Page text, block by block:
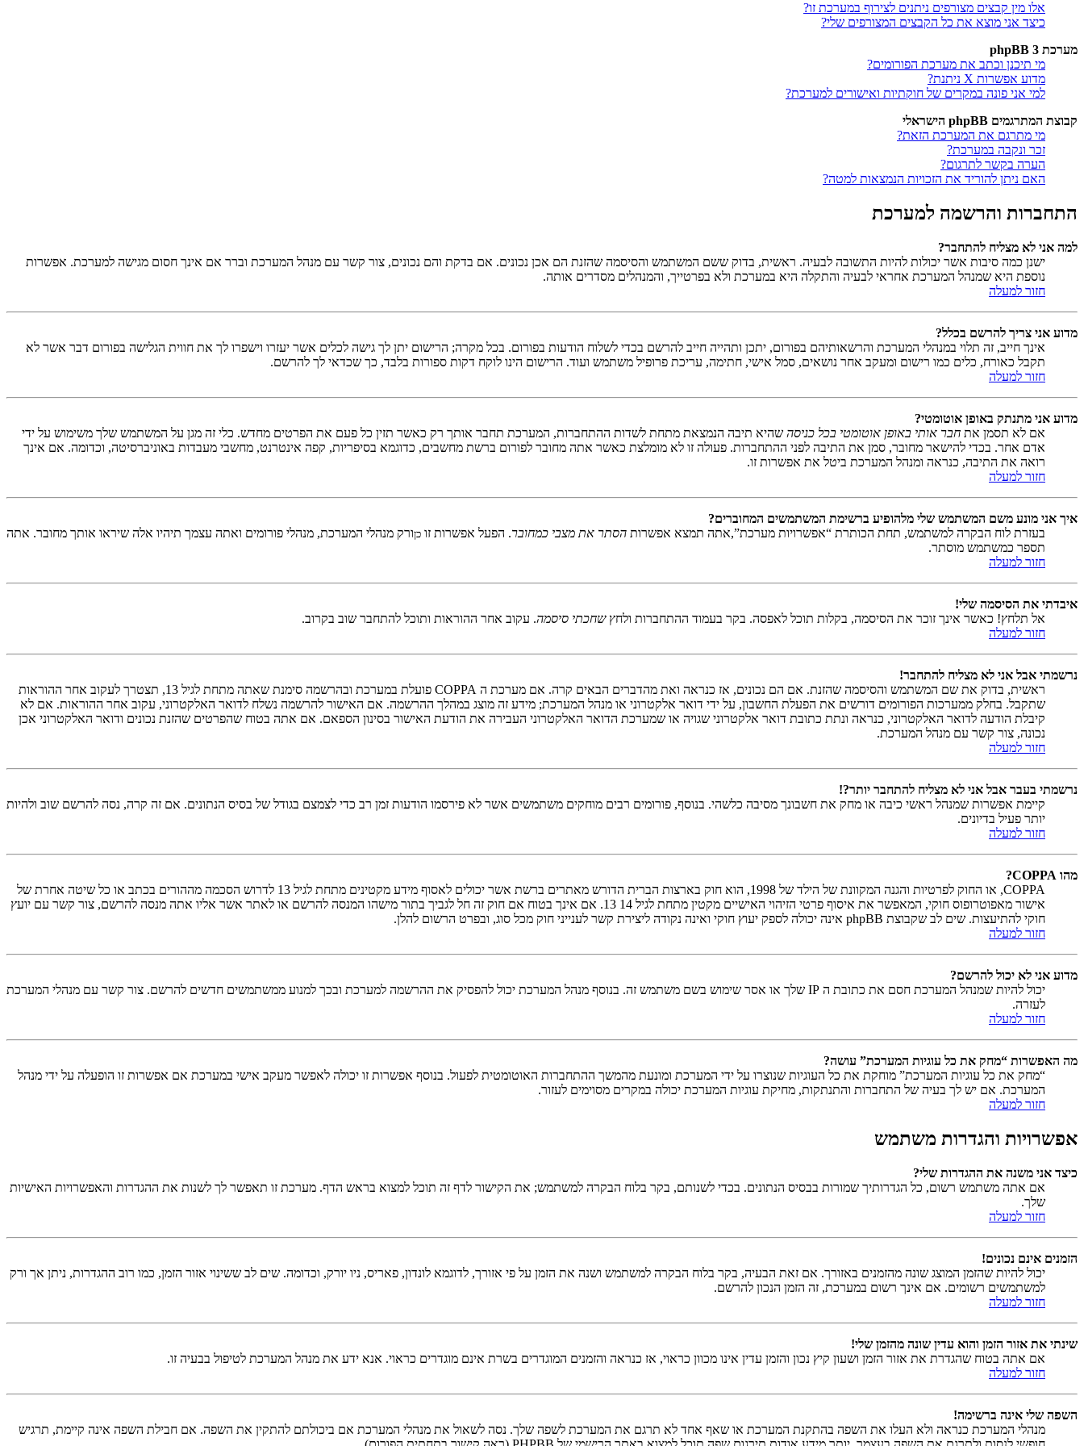
אלו מין קבצים מצורפים ניתנים לצירוף במערכת זו?
כיצד אני מוצא את כל הקבצים המצורפים שלי?
מערכת phpBB 3
מי תיכנן וכתב את מערכת הפורומים?
מדוע אפשרות X ניתנת?
למי אני פונה במקרים של חוקתיות ואישורים למערכת?
קבוצת המתרגמים phpBB הישראלי
מי מתרגם את המערכת הזאת?
זכר ונקבה במערכת?
הערה בקשר לתרגום?
האם ניתן להוריד את הזכויות הנמצאות למטה?
התחברות והרשמה למערכת
למה אני לא מצליח להתחבר?
ישנן כמה סיבות אשר יכולות להיות התשובה לבעיה. ראשית, בדוק ששם המשתמש והסיסמה שהזנת הם אכן נכונים. אם בדקת והם נכונים, צור קשר עם מנהל המערכת וברר אם אינך חסום מגישה למערכת. אפשרות
נוספת היא שמנהל המערכת אחראי לבעיה והתקלה היא במערכת ולא בפרטייך, והמנהלים מסדרים אותה.
חזור למעלה
מדוע אני צריך להרשם בכלל?
אינך חייב, זה תלוי במנהלי המערכת והרשאותיהם בפורום, יתכן ותהייה חייב להרשם בכדי לשלוח הודעות בפורום. בכל מקרה; הרישום יתן לך גישה לכלים אשר יעזרו וישפרו לך את חווית הגלישה בפורום דבר אשר לא
תקבל כאורח, כלים כמו רישום ומעקב אחר נושאים, סמל אישי, חתימה, עריכת פרופיל משתמש ועוד. הרישום הינו לוקח דקות ספורות בלבד, כך שכדאי לך להרשם.
חזור למעלה
מדוע אני מתנתק באופן אוטומטי?
אם לא תסמן את חבר אותי באופן אוטומטי בכל כניסה שהיא תיבה הנמצאת מתחת לשדות ההתחברות, המערכת תחבר אותך רק כאשר תזין כל פעם את הפרטים מחדש. כלי זה מגן על המשתמש שלך משימוש על ידי
אדם אחר. בכדי להישאר מחובר, סמן את התיבה לפני ההתחברות. פעולה זו לא מומלצת כאשר אתה מחובר לפורום ברשת מחשבים, כדוגמא בסיפריות, קפה אינטרנט, מחשבי מעבדות באוניברסיטה, וכדומה. אם אינך
רואה את התיבה, כנראה ומנהל המערכת ביטל את אפשרות זו.
חזור למעלה
איך אני מונע משם המשתמש שלי מלהופיע ברשימת המשתמשים המחוברים?
בעזרת לוח הבקרה למשתמש, תחת הכותרת “אפשרויות מערכת”,אתה תמצא אפשרות הסתר את מצבי כמחובר. הפעל אפשרות זו כןורק מנהלי המערכת, מנהלי פורומים ואתה עצמך תיהיו אלה שיראו אותך מחובר. אתה
תספר כמשתמש מוסתר.
חזור למעלה
איבדתי את הסיסמה שלי!
אל תלחץ! כאשר אינך זוכר את הסיסמה, בקלות תוכל לאפסה. בקר בעמוד ההתחברות ולחץשחכתי סיסמה. עקוב אחר ההוראות ותוכל להתחבר שוב בקרוב.
חזור למעלה
נרשמתי אבל אני לא מצליח להתחבר!
ראשית, בדוק את שם המשתמש והסיסמה שהזנת. אם הם נכונים, אז כנראה ואת מהדברים הבאים קרה. אם מערכת ה COPPA פועלת במערכת ובהרשמה סימנת שאתה מתחת לגיל 13, תצטרך לעקוב אחר ההוראות
שתקבל. בחלק ממערכות הפורומים דורשים את הפעלת החשבון, על ידי דואר אלקטרוני או מנהל המערכת; מידע זה מוצג במהלך ההרשמה. אם האישור להרשמה נשלח לדואר האלקטרוני, עקוב אחר ההוראות. אם לא
קיבלת הודעה לדואר האלקטרוני, כנראה ונתת כתובת דואר אלקטרוני שגויה או שמערכת הדואר האלקטרוני העבירה את הודעת האישור בסינון הספאם. אם אתה בטוח שהפרטים שהזנת נכונים ודואר האלקטרוני אכן
נכונה, צור קשר עם מנהל המערכת.
חזור למעלה
נרשמתי בעבר אבל אני לא מצליח להתחבר יותר?!
קיימת אפשרות שמנהל ראשי כיבה או מחק את חשבונך מסיבה כלשהי. בנוסף, פורומים רבים מוחקים משתמשים אשר לא פירסמו הודעות זמן רב כדי לצמצם בגודל של בסיס הנתונים. אם זה קרה, נסה להרשם שוב ולהיות
יותר פעיל בדיונים.
חזור למעלה
מהו COPPA?
COPPA, או החוק לפרטיות והגנה המקוונת של הילד של 1998, הוא חוק בארצות הברית הדורש מאתרים ברשת אשר יכולים לאסוף מידע מקטינים מתחת לגיל 13 לדרוש הסכמה מההורים בכתב או כל שיטה אחרת של
אישור מאפוטרופוס חוקי, המאפשר את איסוף פרטי הזיהוי האישיים מקטין מתחת לגיל 14 13. אם אינך בטוח אם חוק זה חל לגביך בתור מישהו המנסה להרשם או לאתר אשר אליו אתה מנסה להרשם, צור קשר עם יועץ
חוקי להתיעצות. שים לב שקבוצת phpBB אינה יכולה לספק יעוץ חוקי ואינה נקודה ליצירת קשר לענייני חוק מכל סוג, ובפרט הרשום להלן.
חזור למעלה
מדוע אני לא יכול להרשם?
יכול להיות שמנהל המערכת חסם את כתובת ה IP שלך או אסר שימוש בשם משתמש זה. בנוסף מנהל המערכת יכול להפסיק את ההרשמה למערכת ובכך למנוע ממשתמשים חדשים להרשם. צור קשר עם מנהלי המערכת
לעזרה.
חזור למעלה
מה האפשרות “מחק את כל עוגיות המערכת” עושה?
“מחק את כל עוגיות המערכת” מוחקת את כל העוגיות שנוצרו על ידי המערכת ומונעת מהמשך ההתחברות האוטומטית לפעול. בנוסף אפשרות זו יכולה לאפשר מעקב אישי במערכת אם אפשרות זו הופעלה על ידי מנהל
המערכת. אם יש לך בעיה של התחברות והתנתקות, מחיקת עוגיות המערכת יכולה במקרים מסוימים לעזור.
חזור למעלה
אפשרויות והגדרות משתמש
כיצד אני משנה את ההגדרות שלי?
אם אתה משתמש רשום, כל הגדרותיך שמורות בבסיס הנתונים. בכדי לשנותם, בקר בלוח הבקרה למשתמש; את הקישור לדף זה תוכל למצוא בראש הדף. מערכת זו תאפשר לך לשנות את ההגדרות והאפשרויות האישיות
שלך.
חזור למעלה
הזמנים אינם נכונים!
יכול להיות שהזמן המוצג שונה מהזמנים באזורך. אם זאת הבעיה, בקר בלוח הבקרה למשתמש ושנה את הזמן על פי אזורך, לדוגמא לונדון, פאריס, ניו יורק, וכדומה. שים לב ששינוי אזור הזמן, כמו רוב ההגדרות, ניתן אך ורק
למשתמשים רשומים. אם אינך רשום במערכת, זה הזמן הנכון להרשם.
חזור למעלה
שינתי את אזור הזמן והוא עדין שונה מהזמן שלי!
אם אתה בטוח שהגדרת את אזור הזמן ושעון קיץ נכון והזמן עדין אינו מכוון כראוי, אז כנראה והזמנים המוגדרים בשרת אינם מוגדרים כראוי. אנא ידע את מנהל המערכת לטיפול בבעיה זו.
חזור למעלה
השפה שלי אינה ברשימה!
מנהלי המערכת כנראה ולא העלו את השפה בהתקנת המערכת או שאף אחד לא תרגם את המערכת לשפה שלך. נסה לשאול את מנהלי המערכת אם ביכולתם להתקין את השפה. אם חבילת השפה אינה קיימת, תרגיש